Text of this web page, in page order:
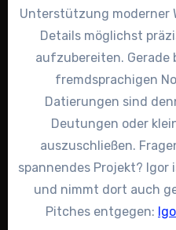
Unterstützung moderner
Details möglichst
aufzubereiten.
fremdsprachigen
Datierungen sind
Deutungen oder
auszuschließen.
spannendes Projekt? Igor
und nimmt dort auch
Pitches entgegen: